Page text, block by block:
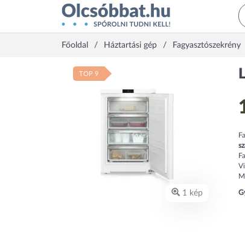
Főoldal Háztartási gép Fagyasztószekrény
TOP 9
1 kép